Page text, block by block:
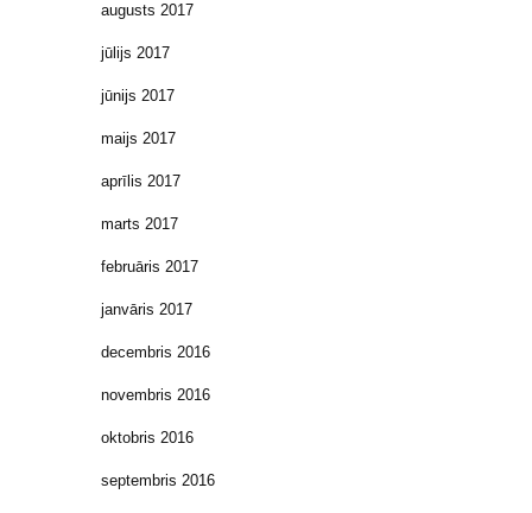
augusts 2017
jūlijs 2017
jūnijs 2017
maijs 2017
aprīlis 2017
marts 2017
februāris 2017
janvāris 2017
decembris 2016
novembris 2016
oktobris 2016
septembris 2016